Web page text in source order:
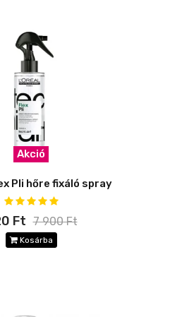
Akció
Pli hőre fixáló spray
Ft 7 900 Ft
Kosárba